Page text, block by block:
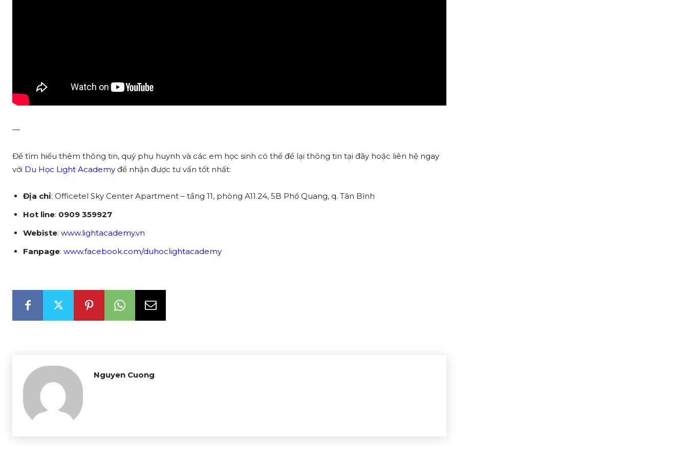
—
Để tìm hiểu thêm thông tin, quý phụ huynh và các em học sinh có thể để lại thông tin tại đây hoặc liên hệ ngay
với Du Học Light Academy để nhận được tư vấn tốt nhất:
Địa chỉ: Officetel Sky Center Apartment – tầng 11, phòng A11.24, 5B Phổ Quang, q. Tân Bình
Hot line: 0909 359927
Webiste: www.lightacademy.vn
Fanpage: www.facebook.com/duhoclightacademy
Nguyen Cuong